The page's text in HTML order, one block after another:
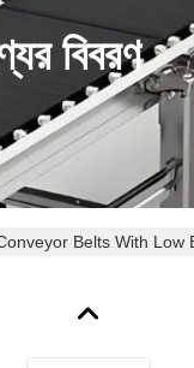
বিবরণ
Belts With Low